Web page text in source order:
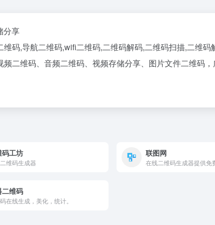
分享
码,导航二维码,wifi二维码,二维码解码,二维码扫描,二维码
二维码、音频二维码、视频存储分享、图片文件二维码
码工坊
维码生成器
联图网
二维码
在线生成，美化，统计。